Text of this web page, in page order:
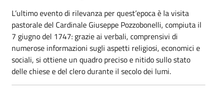
L’ultimo evento di rilevanza per quest’epoca è la visita
pastorale del Cardinale Giuseppe Pozzobonelli, compiuta il
7 giugno del 1747: grazie ai verbali, comprensivi di
numerose informazioni sugli aspetti religiosi, economici e
sociali, si ottiene un quadro preciso e nitido sullo stato
delle chiese e del clero durante il secolo dei lumi.